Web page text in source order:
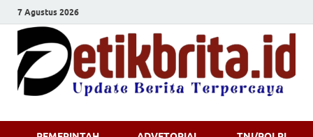
7 Agustus 2026